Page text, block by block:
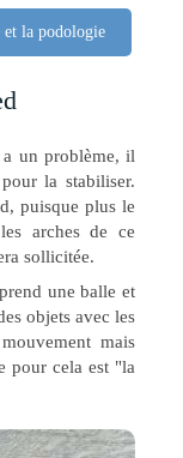
et la podologie
un problème, il
la stabiliser.
puisque plus le
arches de ce
sollicitée.
une balle et
objets avec les
mais
pour cela est "la